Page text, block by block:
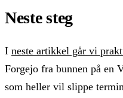
Neste steg
I neste artikkel går vi
Forgejo fra bunnen på en
som heller vil slippe